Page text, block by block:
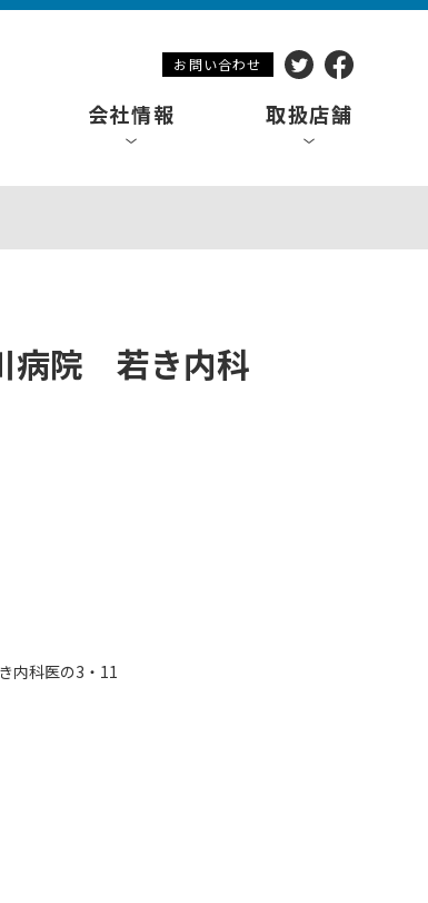
お問い合わせ
会社情報 取扱店舗
病院 若き内科
科医の3・11